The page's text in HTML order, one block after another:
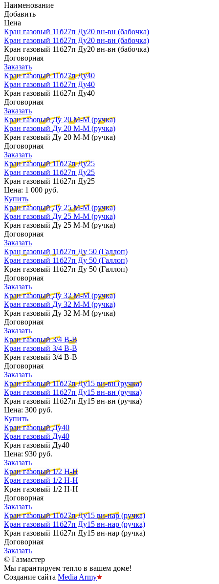
Наименование
Добавить
Цена
Кран газовый 11б27п Ду20 вн-вн (бабочка)
Кран газовый 11б27п Ду20 вн-вн (бабочка)
Кран газовый 11б27п Ду20 вн-вн (бабочка)
Договорная
Заказать
Кран газовый 11б27п Ду40
Кран газовый 11б27п Ду40
Кран газовый 11б27п Ду40
Договорная
Заказать
Кран газовый Ду 20 М-М (ручка)
Кран газовый Ду 20 М-М (ручка)
Кран газовый Ду 20 М-М (ручка)
Договорная
Заказать
Кран газовый 11б27п Ду25
Кран газовый 11б27п Ду25
Кран газовый 11б27п Ду25
Цена: 1 000 руб.
Купить
Кран газовый Ду 25 М-М (ручка)
Кран газовый Ду 25 М-М (ручка)
Кран газовый Ду 25 М-М (ручка)
Договорная
Заказать
Кран газовый 11б27п Ду 50 (Галлоп)
Кран газовый 11б27п Ду 50 (Галлоп)
Кран газовый 11б27п Ду 50 (Галлоп)
Договорная
Заказать
Кран газовый Ду 32 М-М (ручка)
Кран газовый Ду 32 М-М (ручка)
Кран газовый Ду 32 М-М (ручка)
Договорная
Заказать
Кран газовый 3/4 В-В
Кран газовый 3/4 В-В
Кран газовый 3/4 В-В
Договорная
Заказать
Кран газовый 11б27п Ду15 вн-вн (ручка)
Кран газовый 11б27п Ду15 вн-вн (ручка)
Кран газовый 11б27п Ду15 вн-вн (ручка)
Цена: 300 руб.
Купить
Кран газовый Ду40
Кран газовый Ду40
Кран газовый Ду40
Цена: 930 руб.
Заказать
Кран газовый 1/2 Н-Н
Кран газовый 1/2 Н-Н
Кран газовый 1/2 Н-Н
Договорная
Заказать
Кран газовый 11б27п Ду15 вн-нар (ручка)
Кран газовый 11б27п Ду15 вн-нар (ручка)
Кран газовый 11б27п Ду15 вн-нар (ручка)
Договорная
Заказать
© Газмастер
Мы гарантируем тепло в вашем доме!
Создание сайта Media Army